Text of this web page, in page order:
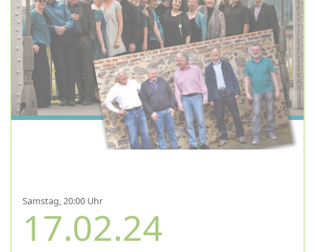
Samstag, 20:00 Uhr
17.02.24